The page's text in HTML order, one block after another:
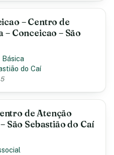
– Centro de
– Conceicao – São
Básica
do Caí
de Atenção
São Sebastião do Caí